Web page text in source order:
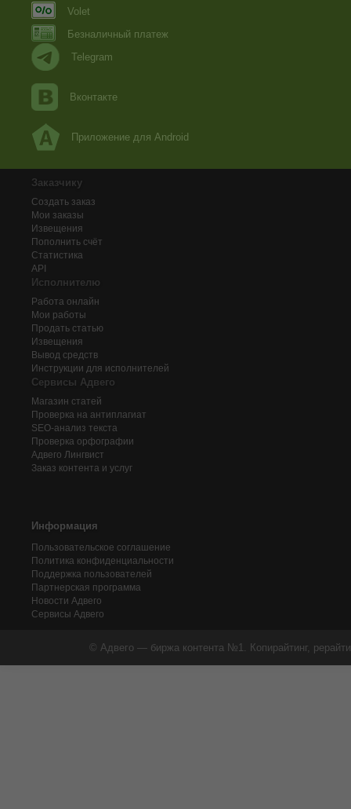
Volet
Безналичный платеж
Telegram
Вконтакте
Приложение для Android
Заказчику
Создать заказ
Мои заказы
Извещения
Пополнить счёт
Статистика
API
Исполнителю
Работа онлайн
Мои работы
Продать статью
Извещения
Вывод средств
Инструкции для исполнителей
Сервисы Адвего
Магазин статей
Проверка на антиплагиат
SEO-анализ текста
Проверка орфографии
Адвего Лингвист
Заказ контента и услуг
Информация
Пользовательское соглашение
Политика конфиденциальности
Поддержка пользователей
Партнерская программа
Новости Адвего
Сервисы Адвего
© Адвего — биржа контента №1. Копирайтинг,